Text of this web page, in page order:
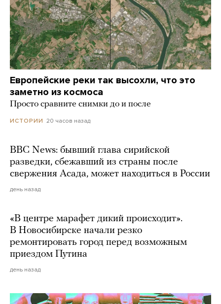
Европейские реки так высохли, что это
заметно из космоса
Просто сравните снимки до и после
ИСТОРИИ 20 часов назад
BBC News: бывший глава сирийской
разведки, сбежавший из страны после
свержения Асада, может находиться в России
день назад
«В центре марафет дикий происходит».
В Новосибирске начали резко
ремонтировать город перед возможным
приездом Путина
день назад